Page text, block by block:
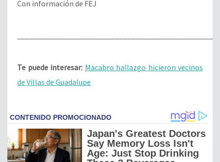
Con información de FEJ
Te puede interesar: Macabro hallazgo hicieron vecinos
de Villas de Guadalupe